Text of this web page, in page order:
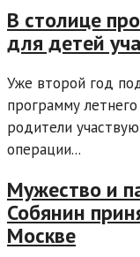
В столице
для детей
Уже второй год
программу
родители
операции...
Мужество и
Собянин
Москве